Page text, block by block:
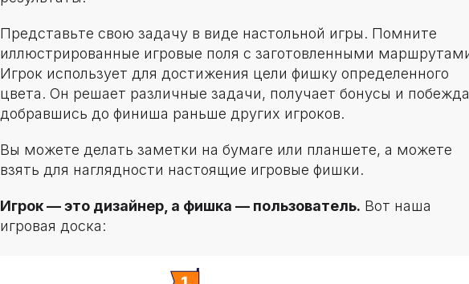
Представьте свою задачу в виде настольной игры. Помните
иллюстрированные игровые поля с заготовленными
Игрок использует для достижения цели фишку определенного
цвета. Он решает различные задачи, получает бонусы и
добравшись до финиша раньше других игроков.
Вы можете делать заметки на бумаге или планшете, а можете
взять для наглядности настоящие игровые фишки.
Игрок — это дизайнер, а фишка — пользователь. Вот наша
игровая доска: